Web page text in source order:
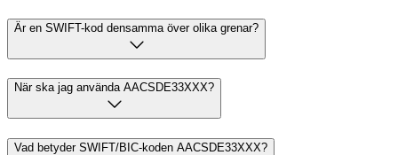
Är en SWIFT-kod densamma över olika grenar?
När ska jag använda AACSDE33XXX?
Vad betyder SWIFT/BIC-koden AACSDE33XXX?